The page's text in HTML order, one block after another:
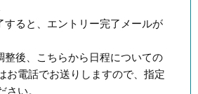
すると、エントリー完了メールが
整後、こちらから日程についての
お電話でお送りしますので、指定
さい。